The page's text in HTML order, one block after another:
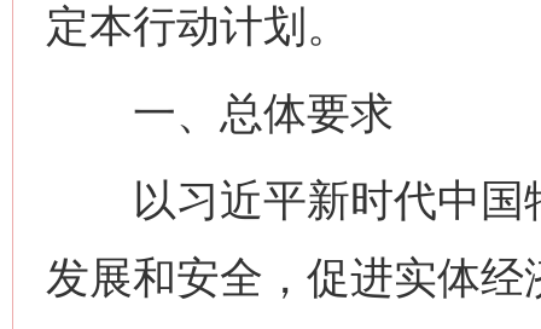
定本行动计划。
一、总体要求
以习近平新时代中国
发展和安全，促进实体